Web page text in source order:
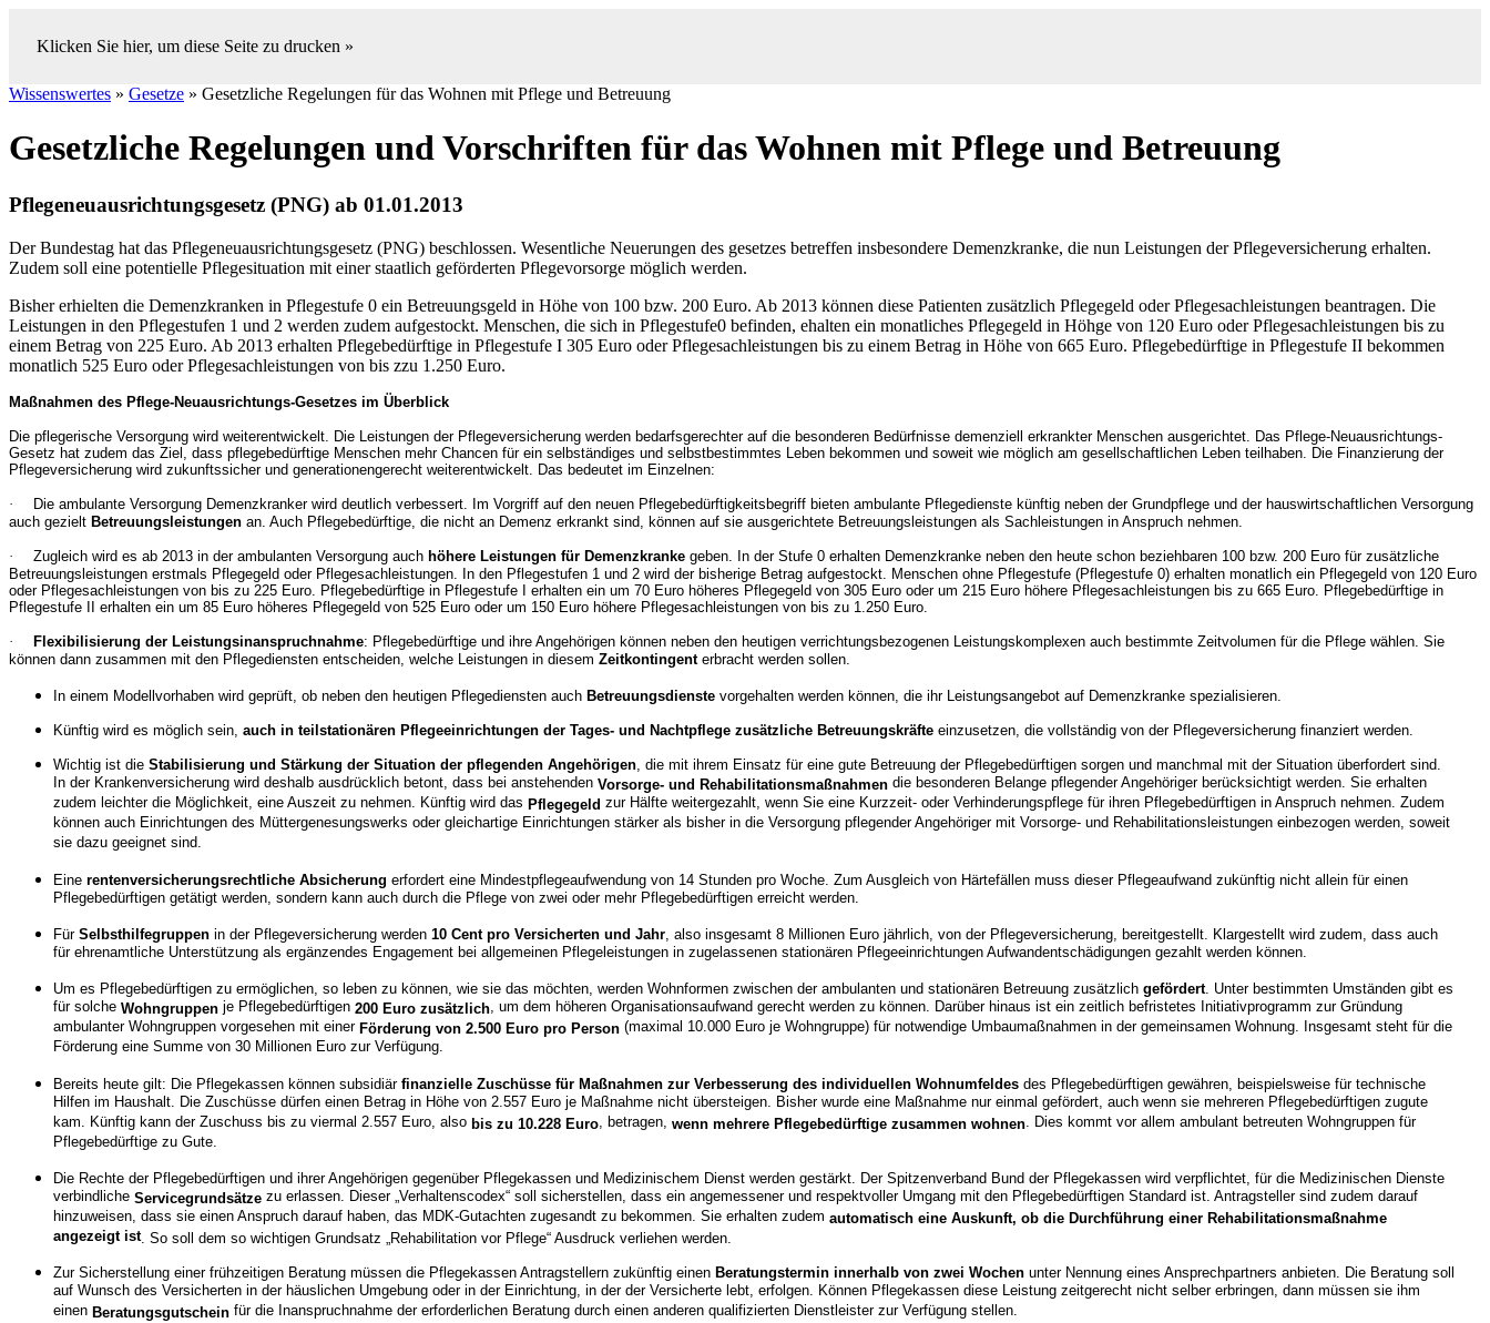
Klicken Sie hier, um diese Seite zu drucken »
Wissenswertes » Gesetze » Gesetzliche Regelungen für das Wohnen mit Pflege und Betreuung
Gesetzliche Regelungen und Vorschriften für das Wohnen mit Pflege und Betreuung
Pflegeneuausrichtungsgesetz (PNG) ab 01.01.2013
Der Bundestag hat das Pflegeneuausrichtungsgesetz (PNG) beschlossen. Wesentliche Neuerungen des gesetzes betreffen insbesondere Demenzkranke, die nun Leistungen der Pflegeversicherung erhalten.
Zudem soll eine potentielle Pflegesituation mit einer staatlich geförderten Pflegevorsorge möglich werden.
Bisher erhielten die Demenzkranken in Pflegestufe 0 ein Betreuungsgeld in Höhe von 100 bzw. 200 Euro. Ab 2013 können diese Patienten zusätzlich Pflegegeld oder Pflegesachleistungen beantragen. Die
Leistungen in den Pflegestufen 1 und 2 werden zudem aufgestockt. Menschen, die sich in Pflegestufe0 befinden, ehalten ein monatliches Pflegegeld in Höhge von 120 Euro oder Pflegesachleistungen bis zu
einem Betrag von 225 Euro. Ab 2013 erhalten Pflegebedürftige in Pflegestufe I 305 Euro oder Pflegesachleistungen bis zu einem Betrag in Höhe von 665 Euro. Pflegebedürftige in Pflegestufe II bekommen
monatlich 525 Euro oder Pflegesachleistungen von bis zzu 1.250 Euro.
Maßnahmen des Pflege-Neuausrichtungs-Gesetzes im Überblick
Die pflegerische Versorgung wird weiterentwickelt. Die Leistungen der Pflegeversicherung werden bedarfsgerechter auf die besonderen Bedürfnisse demenziell erkrankter Menschen ausgerichtet. Das Pflege-Neuausrichtungs-
Gesetz hat zudem das Ziel, dass pflegebedürftige Menschen mehr Chancen für ein selbständiges und selbstbestimmtes Leben bekommen und soweit wie möglich am gesellschaftlichen Leben teilhaben. Die Finanzierung der
Pflegeversicherung wird zukunftssicher und generationengerecht weiterentwickelt. Das bedeutet im Einzelnen:
·
Die ambulante Versorgung Demenzkranker wird deutlich verbessert. Im Vorgriff auf den neuen Pflegebedürftigkeitsbegriff bieten ambulante Pflegedienste künftig neben der Grundpflege und der hauswirtschaftlichen Versorgung
auch gezielt Betreuungsleistungen an. Auch Pflegebedürftige, die nicht an Demenz erkrankt sind, können auf sie ausgerichtete Betreuungsleistungen als Sachleistungen in Anspruch nehmen.
· Zugleich wird es ab 2013 in der ambulanten Versorgung auch höhere Leistungen für Demenzkranke geben. In der Stufe 0 erhalten Demenzkranke neben den heute schon beziehbaren 100 bzw. 200 Euro für zusätzliche
Betreuungsleistungen erstmals Pflegegeld oder Pflegesachleistungen. In den Pflegestufen 1 und 2 wird der bisherige Betrag aufgestockt. Menschen ohne Pflegestufe (Pflegestufe 0) erhalten monatlich ein Pflegegeld von 120 Euro
oder Pflegesachleistungen von bis zu 225 Euro. Pflegebedürftige in Pflegestufe I erhalten ein um 70 Euro höheres Pflegegeld von 305 Euro oder um 215 Euro höhere Pflegesachleistungen bis zu 665 Euro. Pflegebedürftige in
Pflegestufe II erhalten ein um 85 Euro höheres Pflegegeld von 525 Euro oder um 150 Euro höhere Pflegesachleistungen von bis zu 1.250 Euro.
· Flexibilisierung der Leistungsinanspruchnahme: Pflegebedürftige und ihre Angehörigen können neben den heutigen verrichtungsbezogenen Leistungskomplexen auch bestimmte Zeitvolumen für die Pflege wählen. Sie
können dann zusammen mit den Pflegediensten entscheiden, welche Leistungen in diesem Zeitkontingenterbracht werden sollen.
In einem Modellvorhaben wird geprüft, ob neben den heutigen Pflegediensten auch Betreuungsdienste vorgehalten werden können, die ihr Leistungsangebot auf Demenzkranke spezialisieren.
Künftig wird es möglich sein, auch in teilstationären Pflegeeinrichtungen der Tages- und Nachtpflege zusätzliche Betreuungskräfte einzusetzen, die vollständig von der Pflegeversicherung finanziert werden.
Wichtig ist die Stabilisierung und Stärkung der Situation der pflegenden Angehörigen, die mit ihrem Einsatz für eine gute Betreuung der Pflegebedürftigen sorgen und manchmal mit der Situation überfordert sind.
In der Krankenversicherung wird deshalb ausdrücklich betont, dass bei anstehenden Vorsorge- und Rehabilitationsmaßnahmen die besonderen Belange pflegender Angehöriger berücksichtigt werden. Sie erhalten
zudem leichter die Möglichkeit, eine Auszeit zu nehmen. Künftig wird das Pflegegeld zur Hälfte weitergezahlt, wenn Sie eine Kurzzeit- oder Verhinderungspflege für ihren Pflegebedürftigen in Anspruch nehmen. Zudem
können auch Einrichtungen des Müttergenesungswerks oder gleichartige Einrichtungen stärker als bisher in die Versorgung pflegender Angehöriger mit Vorsorge- und Rehabilitationsleistungen einbezogen werden, soweit
sie dazu geeignet sind.
Eine rentenversicherungsrechtliche Absicherung erfordert eine Mindestpflegeaufwendung von 14 Stunden pro Woche. Zum Ausgleich von Härtefällen muss dieser Pflegeaufwand zukünftig nicht allein für einen
Pflegebedürftigen getätigt werden, sondern kann auch durch die Pflege von zwei oder mehr Pflegebedürftigen erreicht werden.
Für Selbsthilfegruppen in der Pflegeversicherung werden 10 Cent pro Versicherten und Jahr , also insgesamt 8 Millionen Euro jährlich, von der Pflegeversicherung, bereitgestellt. Klargestellt wird zudem, dass auch
für ehrenamtliche Unterstützung als ergänzendes Engagement bei allgemeinen Pflegeleistungen in zugelassenen stationären Pflegeeinrichtungen Aufwandentschädigungen gezahlt werden können.
Um es Pflegebedürftigen zu ermöglichen, so leben zu können, wie sie das möchten, werden Wohnformen zwischen der ambulanten und stationären Betreuung zusätzlich gefördert. Unter bestimmten Umständen gibt es
für solche Wohngruppen je Pflegebedürftigen 200 Euro zusätzlich, um dem höheren Organisationsaufwand gerecht werden zu können. Darüber hinaus ist ein zeitlich befristetes Initiativprogramm zur Gründung
ambulanter Wohngruppen vorgesehen mit einer Förderung von 2.500 Euro pro Person (maximal 10.000 Euro je Wohngruppe) für notwendige Umbaumaßnahmen in der gemeinsamen Wohnung. Insgesamt steht für die
Förderung eine Summe von 30 Millionen Euro zur Verfügung.
Bereits heute gilt: Die Pflegekassen können subsidiär finanzielle Zuschüsse für Maßnahmen zur Verbesserung des individuellen Wohnumfeldes des Pflegebedürftigen gewähren, beispielsweise für technische
Hilfen im Haushalt. Die Zuschüsse dürfen einen Betrag in Höhe von 2.557 Euro je Maßnahme nicht übersteigen. Bisher wurde eine Maßnahme nur einmal gefördert, auch wenn sie mehreren Pflegebedürftigen zugute
kam. Künftig kann der Zuschuss bis zu viermal 2.557 Euro, also bis zu 10.228 Euro, betragen, wenn mehrere Pflegebedürftige zusammen wohnen. Dies kommt vor allem ambulant betreuten Wohngruppen für
Pflegebedürftige zu Gute.
Die Rechte der Pflegebedürftigen und ihrer Angehörigen gegenüber Pflegekassen und Medizinischem Dienst werden gestärkt. Der Spitzenverband Bund der Pflegekassen wird verpflichtet, für die Medizinischen Dienste
verbindliche Servicegrundsätze zu erlassen. Dieser „Verhaltenscodex“ soll sicherstellen, dass ein angemessener und respektvoller Umgang mit den Pflegebedürftigen Standard ist. Antragsteller sind zudem darauf
hinzuweisen, dass sie einen Anspruch darauf haben, das MDK-Gutachten zugesandt zu bekommen. Sie erhalten zudem automatisch eine Auskunft, ob die Durchführung einer Rehabilitationsmaßnahme
angezeigt ist. So soll dem so wichtigen Grundsatz „Rehabilitation vor Pflege“ Ausdruck verliehen werden.
Zur Sicherstellung einer frühzeitigen Beratung müssen die Pflegekassen Antragstellern zukünftig einen Beratungstermin innerhalb von zwei Wochen unter Nennung eines Ansprechpartners anbieten. Die Beratung soll
auf Wunsch des Versicherten in der häuslichen Umgebung oder in der Einrichtung, in der der Versicherte lebt, erfolgen. Können Pflegekassen diese Leistung zeitgerecht nicht selber erbringen, dann müssen sie ihm
einen Beratungsgutschein für die Inanspruchnahme der erforderlichen Beratung durch einen anderen qualifizierten Dienstleister zur Verfügung stellen.